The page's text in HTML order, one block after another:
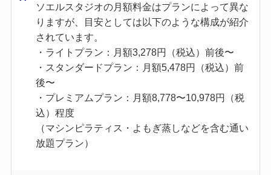
ソエルスタジオの月額料金はプランによって異な
りますが、目安としては以下のような構成が紹介
されています。
・ライトプラン：月額3,278円（税込）前後〜
・スタンダードプラン：月額5,478円（税込）前
後〜
・プレミアムプラン：月額8,778〜10,978円（税
込）程度
（マシンピラティス・よもぎ蒸しなどを含む通い
放題プラン）